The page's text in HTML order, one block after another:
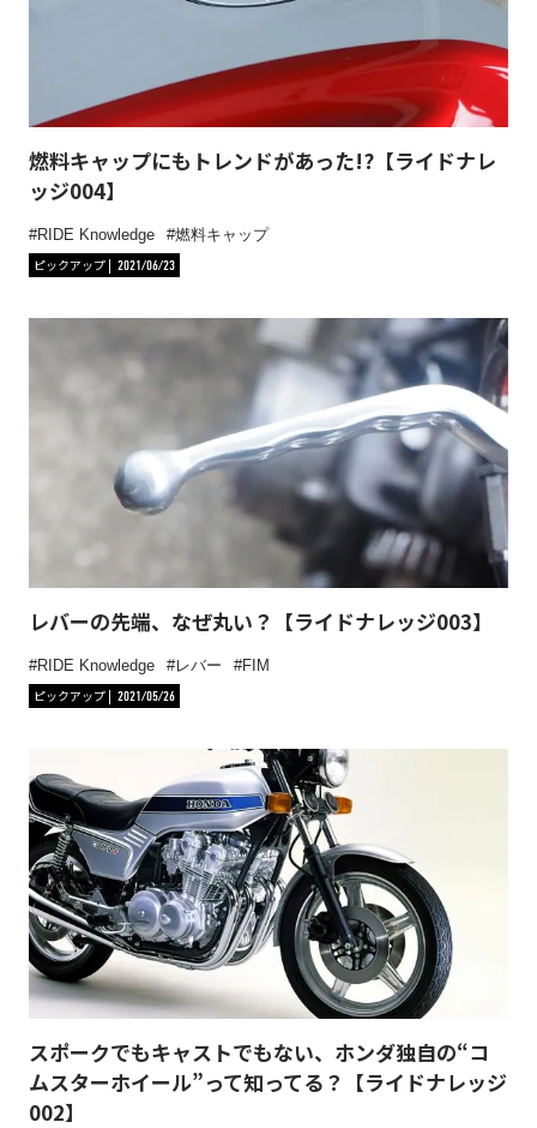
燃料キャップにもトレンドがあった!?【ライドナレ
ッジ004】
RIDE Knowledge
燃料キャップ
ピックアップ
2021/06/23
レバーの先端、なぜ丸い？【ライドナレッジ003】
RIDE Knowledge レバー
FIM
ピックアップ
2021/05/26
スポークでもキャストでもない、ホンダ独自の“コ
ムスターホイール”って知ってる？【ライドナレッジ
002】